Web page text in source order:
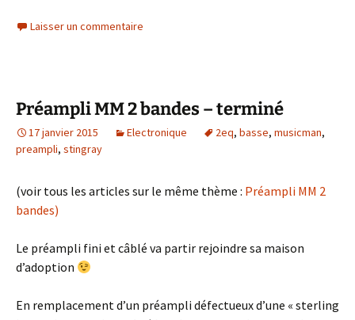
Laisser un commentaire
Préampli MM 2 bandes – terminé
17 janvier 2015 Electronique 2eq, basse, musicman,
preampli, stingray
(voir tous les articles sur le même thème : Préampli MM 2
bandes)
Le préampli fini et câblé va partir rejoindre sa maison
d’adoption
En remplacement d’un préampli défectueux d’une « sterling